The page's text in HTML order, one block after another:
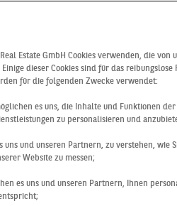
–
und
so sehr verändert hat wie
Estate GmbH Cookies verwenden, die von
dieser Cookies sind für das reibungslose
für die folgenden Zwecke verwendet:
es uns, die Inhalte und Funktionen
zu personalisieren und
uns und unseren Partnern, zu verstehen, wie
Website zu messen;
es uns und unseren Partnern, Ihnen